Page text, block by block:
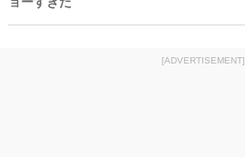
[ADVERTISEMENT]